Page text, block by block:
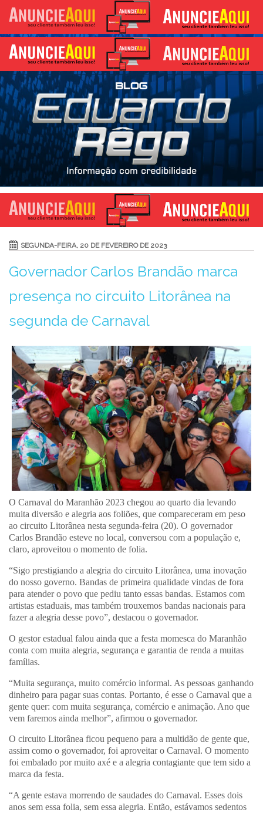
SEGUNDA-FEIRA, 20 DE FEVEREIRO DE 2023
Governador Carlos Brandão marca
presença no circuito Litorânea na
segunda de Carnaval
O Carnaval do Maranhão 2023 chegou ao quarto dia levando
muita diversão e alegria aos foliões, que compareceram em peso
ao circuito Litorânea nesta segunda-feira (20). O governador
Carlos Brandão esteve no local, conversou com a população e,
claro, aproveitou o momento de folia.
“Sigo prestigiando a alegria do circuito Litorânea, uma inovação
do nosso governo. Bandas de primeira qualidade vindas de fora
para atender o povo que pediu tanto essas bandas. Estamos com
artistas estaduais, mas também trouxemos bandas nacionais para
fazer a alegria desse povo”, destacou o governador.
O gestor estadual falou ainda que a festa momesca do Maranhão
conta com muita alegria, segurança e garantia de renda a muitas
famílias.
“Muita segurança, muito comércio informal. As pessoas ganhando
dinheiro para pagar suas contas. Portanto, é esse o Carnaval que a
gente quer: com muita segurança, comércio e animação. Ano que
vem faremos ainda melhor”, afirmou o governador.
O circuito Litorânea ficou pequeno para a multidão de gente que,
assim como o governador, foi aproveitar o Carnaval. O momento
foi embalado por muito axé e a alegria contagiante que tem sido a
marca da festa.
“A gente estava morrendo de saudades do Carnaval. Esses dois
anos sem essa folia, sem essa alegria. Então, estávamos sedentos